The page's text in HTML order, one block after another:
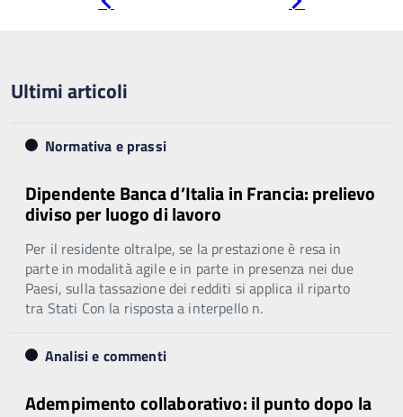
Ultimi articoli
Normativa e prassi
Dipendente Banca d’Italia in Francia: prelievo
diviso per luogo di lavoro
Per il residente oltralpe, se la prestazione è resa in
parte in modalità agile e in parte in presenza nei due
Paesi, sulla tassazione dei redditi si applica il riparto
tra Stati Con la risposta a interpello n.
Analisi e commenti
Adempimento collaborativo: il punto dopo la